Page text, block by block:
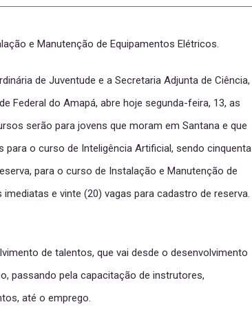
e Manutenção de Equipamentos Elétricos.
de Juventude e a Secretaria Adjunta de Ciência,
Federal do Amapá, abre hoje segunda-feira, 13, as
serão para jovens que moram em Santana e que
o curso de Inteligência Artificial, sendo cinquenta
para o curso de Instalação e Manutenção de
e vinte (20) vagas para cadastro de reserva.
de talentos, que vai desde o desenvolvimento
passando pela capacitação de instrutores,
até o emprego.